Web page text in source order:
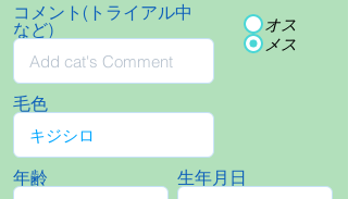
コメント(トライアル中
など)
オス
メス
毛色
年齢 生年月日